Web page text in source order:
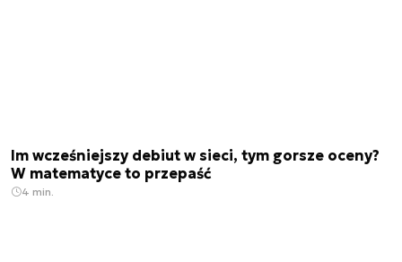
Im wcześniejszy debiut w sieci, tym gorsze oceny?
W matematyce to przepaść
4 min.